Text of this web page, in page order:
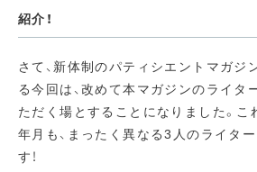
紹介！
さて、新体制のパティシエントマガジ
る今回は、改めて本マガジンのライタ
ただく場とすることになりました。こ
年月も、まったく異なる3人のライタ
す！